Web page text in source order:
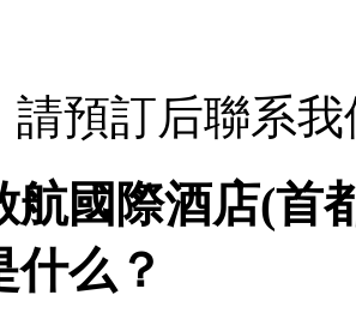
請預訂后聯系
航國際酒店(首
什么？